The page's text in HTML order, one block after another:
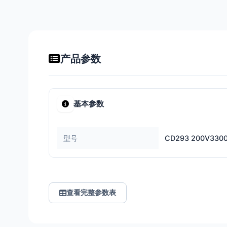
产品参数
基本参数
型号 CD293
查看完整参数表